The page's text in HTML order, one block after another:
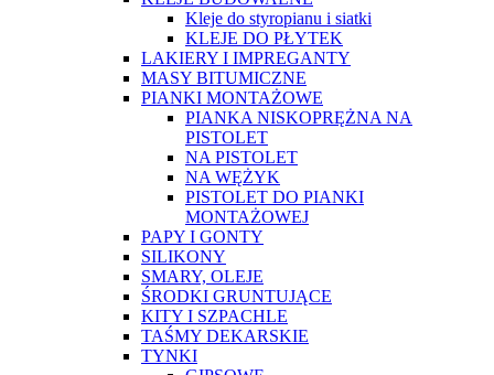
Kleje do styropianu i siatki
KLEJE DO PŁYTEK
LAKIERY I IMPREGANTY
MASY BITUMICZNE
PIANKI MONTAŻOWE
PIANKA NISKOPRĘŻNA NA
PISTOLET
NA PISTOLET
NA WĘŻYK
PISTOLET DO PIANKI
MONTAŻOWEJ
PAPY I GONTY
SILIKONY
SMARY, OLEJE
ŚRODKI GRUNTUJĄCE
KITY I SZPACHLE
TAŚMY DEKARSKIE
TYNKI